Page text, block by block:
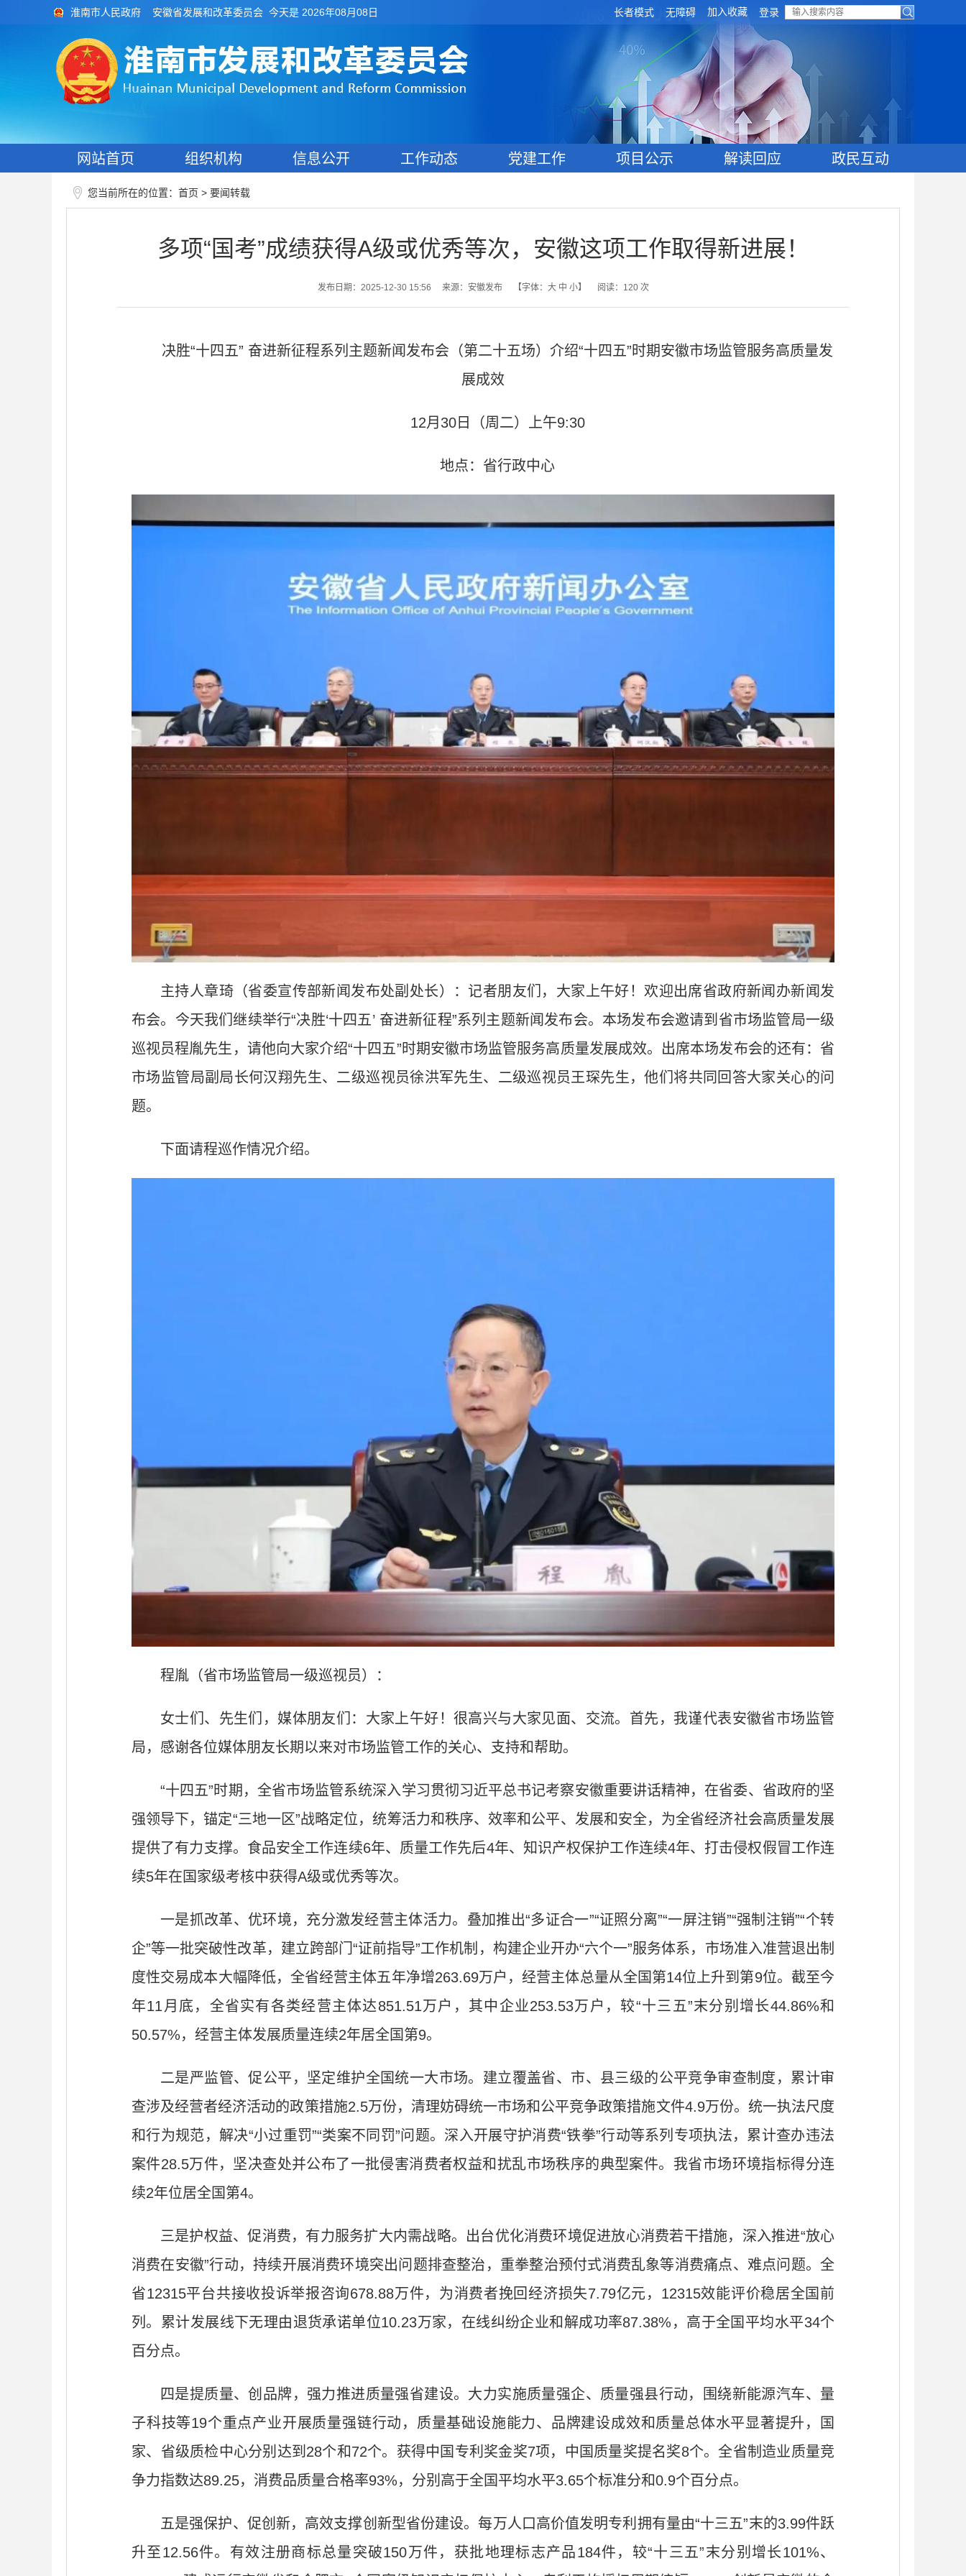
淮南市人民政府 安徽省发展和改革委员会 今天是 2026年08月08日 长者模式 无障碍 加入收藏 登录
网站首页 组织机构 信息公开 工作动态 党建工作 项目公示 解读回应 政民互动
您当前所在的位置： 首页 > 要闻转载
多项“国考”成绩获得A级或优秀等次，安徽这项工作取得新进展！
发布日期：2025-12-30 15:56 来源：安徽发布 【字体： 大 中 小】 阅读： 120次
决胜“十四五” 奋进新征程系列主题新闻发布会（第二十五场）介绍“十四五”时期安徽市场监管服务高质量发
展成效
12月30日（周二）上午9:30
地点：省行政中心
主持人章琦（省委宣传部新闻发布处副处长）：记者朋友们，大家上午好！欢迎出席省政府新闻办新闻发
布会。今天我们继续举行“决胜‘十四五’ 奋进新征程”系列主题新闻发布会。本场发布会邀请到省市场监管局一级
巡视员程胤先生，请他向大家介绍“十四五”时期安徽市场监管服务高质量发展成效。出席本场发布会的还有：省
市场监管局副局长何汉翔先生、二级巡视员徐洪军先生、二级巡视员王琛先生，他们将共同回答大家关心的问
题。
下面请程巡作情况介绍。
程胤（省市场监管局一级巡视员）：
女士们、先生们，媒体朋友们：大家上午好！很高兴与大家见面、交流。首先，我谨代表安徽省市场监管
局，感谢各位媒体朋友长期以来对市场监管工作的关心、支持和帮助。
“十四五”时期，全省市场监管系统深入学习贯彻习近平总书记考察安徽重要讲话精神，在省委、省政府的坚
强领导下，锚定“三地一区”战略定位，统筹活力和秩序、效率和公平、发展和安全，为全省经济社会高质量发展
提供了有力支撑。食品安全工作连续6年、质量工作先后4年、知识产权保护工作连续4年、打击侵权假冒工作连
续5年在国家级考核中获得A级或优秀等次。
一是抓改革、优环境，充分激发经营主体活力。叠加推出“多证合一”“证照分离”“一屏注销”“强制注销”“个转
企”等一批突破性改革，建立跨部门“证前指导”工作机制，构建企业开办“六个一”服务体系，市场准入准营退出制
度性交易成本大幅降低，全省经营主体五年净增263.69万户，经营主体总量从全国第14位上升到第9位。截至今
年11月底，全省实有各类经营主体达851.51万户，其中企业253.53万户，较“十三五”末分别增长44.86%和
50.57%，经营主体发展质量连续2年居全国第9。
二是严监管、促公平，坚定维护全国统一大市场。建立覆盖省、市、县三级的公平竞争审查制度，累计审
查涉及经营者经济活动的政策措施2.5万份，清理妨碍统一市场和公平竞争政策措施文件4.9万份。统一执法尺度
和行为规范，解决“小过重罚”“类案不同罚”问题。深入开展守护消费“铁拳”行动等系列专项执法，累计查办违法
案件28.5万件，坚决查处并公布了一批侵害消费者权益和扰乱市场秩序的典型案件。‌我省市场环境指标得分连
续2年位居全国第4。
三是护权益、促消费，有力服务扩大内需战略。出台优化消费环境促进放心消费若干措施，深入推进“放心
消费在安徽”行动，持续开展消费环境突出问题排查整治，重拳整治预付式消费乱象等消费痛点、难点问题。全
省12315平台共接收投诉举报咨询678.88万件，为消费者挽回经济损失7.79亿元，12315效能评价稳居全国前
列。累计发展线下无理由退货承诺单位10.23万家，在线纠纷企业和解成功率87.38%，高于全国平均水平34个
百分点。
四是提质量、创品牌，强力推进质量强省建设。大力实施质量强企、质量强县行动，围绕新能源汽车、量
子科技等19个重点产业开展质量强链行动，质量基础设施能力、品牌建设成效和质量总体水平显著提升，国
家、省级质检中心分别达到28个和72个。获得中国专利奖金奖7项，中国质量奖提名奖8个。全省制造业质量竞
争力指数达89.25，消费品质量合格率93%，分别高于全国平均水平3.65个标准分和0.9个百分点。
五是强保护、促创新，高效支撑创新型省份建设。每万人口高价值发明专利拥有量由“十三五”末的3.99件跃
升至12.56件。有效注册商标总量突破150万件，获批地理标志产品184件，较“十三五”末分别增长101%、